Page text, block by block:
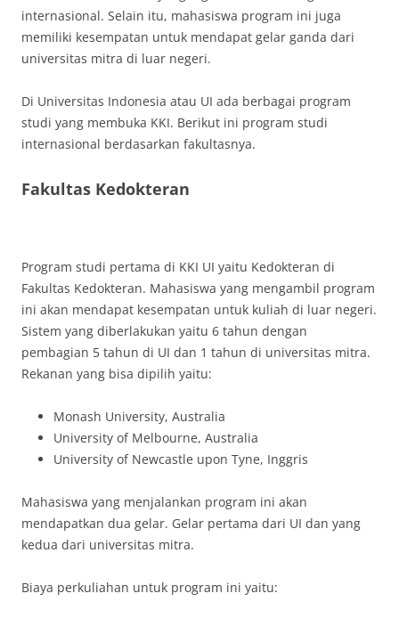
internasional. Selain itu, mahasiswa program ini juga
memiliki kesempatan untuk mendapat gelar ganda dari
universitas mitra di luar negeri.
Di Universitas Indonesia atau UI ada berbagai program
studi yang membuka KKI. Berikut ini program studi
internasional berdasarkan fakultasnya.
Fakultas Kedokteran
Program studi pertama di KKI UI yaitu Kedokteran di
Fakultas Kedokteran. Mahasiswa yang mengambil program
ini akan mendapat kesempatan untuk kuliah di luar negeri.
Sistem yang diberlakukan yaitu 6 tahun dengan
pembagian 5 tahun di UI dan 1 tahun di universitas mitra.
Rekanan yang bisa dipilih yaitu:
Monash University, Australia
University of Melbourne, Australia
University of Newcastle upon Tyne, Inggris
Mahasiswa yang menjalankan program ini akan
mendapatkan dua gelar. Gelar pertama dari UI dan yang
kedua dari universitas mitra.
Biaya perkuliahan untuk program ini yaitu: